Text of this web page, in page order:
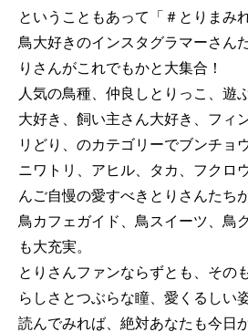
ということもあって「＃とりまみれ
鳥大好きのインスタグラマーさん
りさんがこれでもかと大集合！
人気の鳥種、仲良しとりっこ、遊
大好き、飼い主さん大好き、フィ
リどり、のカテゴリーでブンチョ
ニワトリ、アヒル、タカ、フクロ
んご自慢の愛すべきとりさんたち
鳥カフェガイド、鳥スイーツ、鳥
も大充実。
とりさんファンならずとも、その
らしさとつぶらな瞳、愛くるしい
読んでみれば、絶対あなたも今日